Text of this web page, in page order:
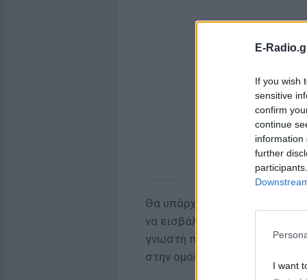
E-
If you wish
sensitive
confirm
continue
information
further
I want
Θα υπάρχουν, ωστόσο, και
να εισβάλλει στο παιχνίδι
γνωστή παρουσιάστρια όμως,
στην ομάδα των Μαχητών!